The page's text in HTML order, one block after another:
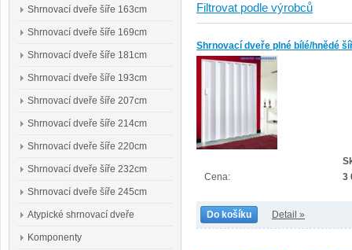
Filtrovat podle výrobců
Shrnovací dveře plné bílé/hnědé
3
Cena:
Do košíku Detail »
Shrnovací dveře šíře 163cm
Shrnovací dveře šíře 169cm
Shrnovací dveře šíře 181cm
Shrnovací dveře šíře 193cm
Shrnovací dveře šíře 207cm
Shrnovací dveře šíře 214cm
Shrnovací dveře šíře 220cm
Shrnovací dveře šíře 232cm
Shrnovací dveře šíře 245cm
Atypické shrnovací dveře
Komponenty